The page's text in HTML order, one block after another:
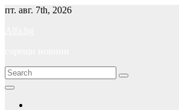
Skip
пт. авг. 7th, 2026